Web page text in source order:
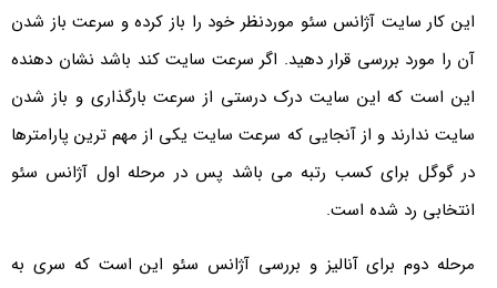
این کار سایت آژانس سئو موردنظر خود را باز کرده و سرعت باز شدن
آن را مورد بررسی قرار دهید. اگر سرعت سایت کند باشد نشان دهنده
این است که این سایت درک درستی از سرعت بارگذاری و باز شدن
سایت ندارند و از آنجایی که سرعت سایت یکی از مهم ترین پارامترها
در گوگل برای کسب رتبه می باشد پس در مرحله اول آژانس سئو
انتخابی رد شده است.
مرحله دوم برای آنالیز و بررسی آژانس سئو این است که سری به